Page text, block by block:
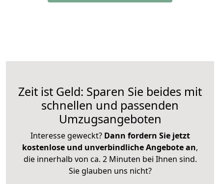
Zeit ist Geld: Sparen Sie beides mit
schnellen und passenden
Umzugsangeboten
Interesse geweckt? Dann fordern Sie jetzt
kostenlose und unverbindliche Angebote an,
die innerhalb von ca. 2 Minuten bei Ihnen sind.
Sie glauben uns nicht?